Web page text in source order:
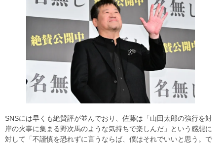
SNSには早くも絶賛評が並んでおり、佐藤は「山田太郎の強行を対
岸の火事に集まる野次馬のような気持ちで楽しんだ」という感想に
対して「不謹慎を恐れずに言うならば、僕はそれでいいと思う。で